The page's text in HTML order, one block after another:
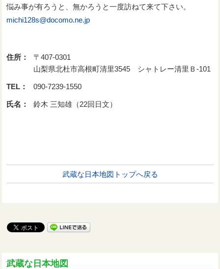
悩み事が有ろうと、無かろうと一度訪ねて来て下さい。
michi128s@docomo.ne.jp
住所：
〒407-0301
山梨県北杜市高根町清里3545 シャトレー清里Ｂ-101
TEL： 090-7239-1550
氏名： 鈴木 三知雄（22回日文）
武蔵な日本地図トップへ戻る
武蔵な日本地図